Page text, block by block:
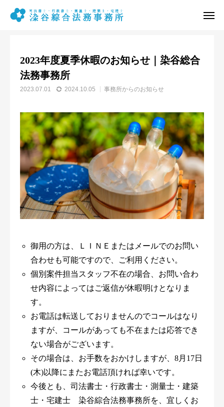
お知らせ 事務所からのお知らせ 2023年度夏季休暇のお知らせ｜染谷総合法務事務所
2023年度夏季休暇のお知らせ｜染谷総合
法務事務所
2023.07.01 2024.10.05 事務所からのお知らせ
御用の方は、ＬＩＮＥまたはメールでのお問い
合わせも可能ですので、ご利用ください。
個別案件担当スタッフ不在の場合、お問い合わ
せ内容によってはご返信が休暇明けとなりま
す。
お電話は転送しておりませんのでコールはなり
ますが、コールがあっても不在または応答でき
ない場合がございます。
その場合は、お手数をおかけしますが、8月17日
(木)以降にまたお電話頂ければ幸いです。
今後とも、司法書士・行政書士・測量士・建築
士・宅建士 染谷綜合法務事務所を、宜しくお
電話予約 メール予約
営業時間 アクセス
事務所概要
相続業務
遺言等業務
不動産登記業務
その他の業務
事務所からのお知らせ
お問い合わせ